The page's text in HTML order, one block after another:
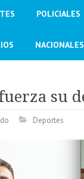
POLICIALES
NACIONALES
su
Deportes